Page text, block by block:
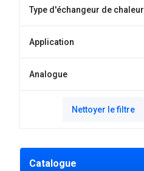
Type d'échangeur de chaleur
Application
Analogue
Nettoyer le filtre
Catalogue